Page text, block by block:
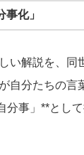
化」
い解説を、同
自分たちの言
分事」**とし